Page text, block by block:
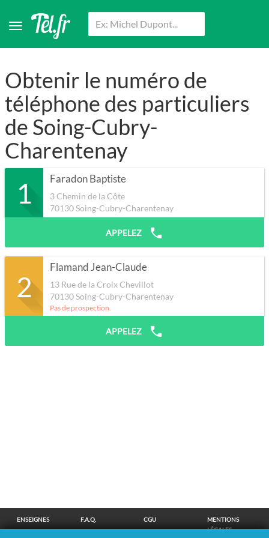
Obtenir le numéro de
téléphone des particuliers
de Soing-Cubry-
Charentenay
1 Faradon Baptiste
3 Chemin de la Côte
70130Soing-Cubry-Charentenay
APPELEZ
2
Flamand Jean-Claude
13 Rue de la Croix Chevillot
70130Soing-Cubry-Charentenay
Pas de prospection.
APPELEZ
ENSEIGNES F.A.Q. CGU
MENTIONS
LÉGALES